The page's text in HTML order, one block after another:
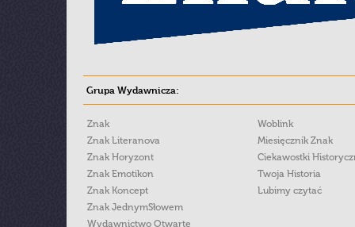
Grupa Wydawnicza:
Znak
Znak Literanova
Znak Horyzont
Znak Emotikon
Znak Koncept
Znak JednymSłowem
Wydawnictwo Otwarte
Woblink
Miesięcznik Znak
Ciekawostki
Twoja Historia
Lubimy czytać